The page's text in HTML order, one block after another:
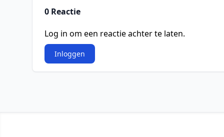
0 Reactie
Log in om een reactie achter te laten.
Inloggen